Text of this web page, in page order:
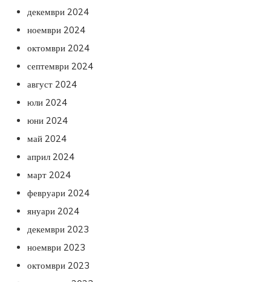
декември 2024
ноември 2024
октомври 2024
септември 2024
август 2024
юли 2024
юни 2024
май 2024
април 2024
март 2024
февруари 2024
януари 2024
декември 2023
ноември 2023
октомври 2023